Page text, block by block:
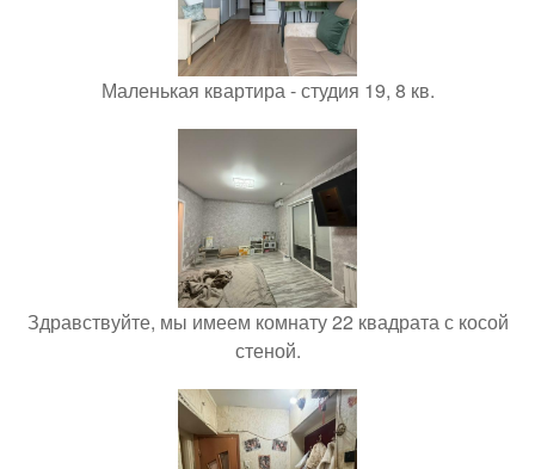
Маленькая квартира - студия 19, 8 кв.
Здравствуйте, мы имеем комнату 22 квадрата с косой
стеной.